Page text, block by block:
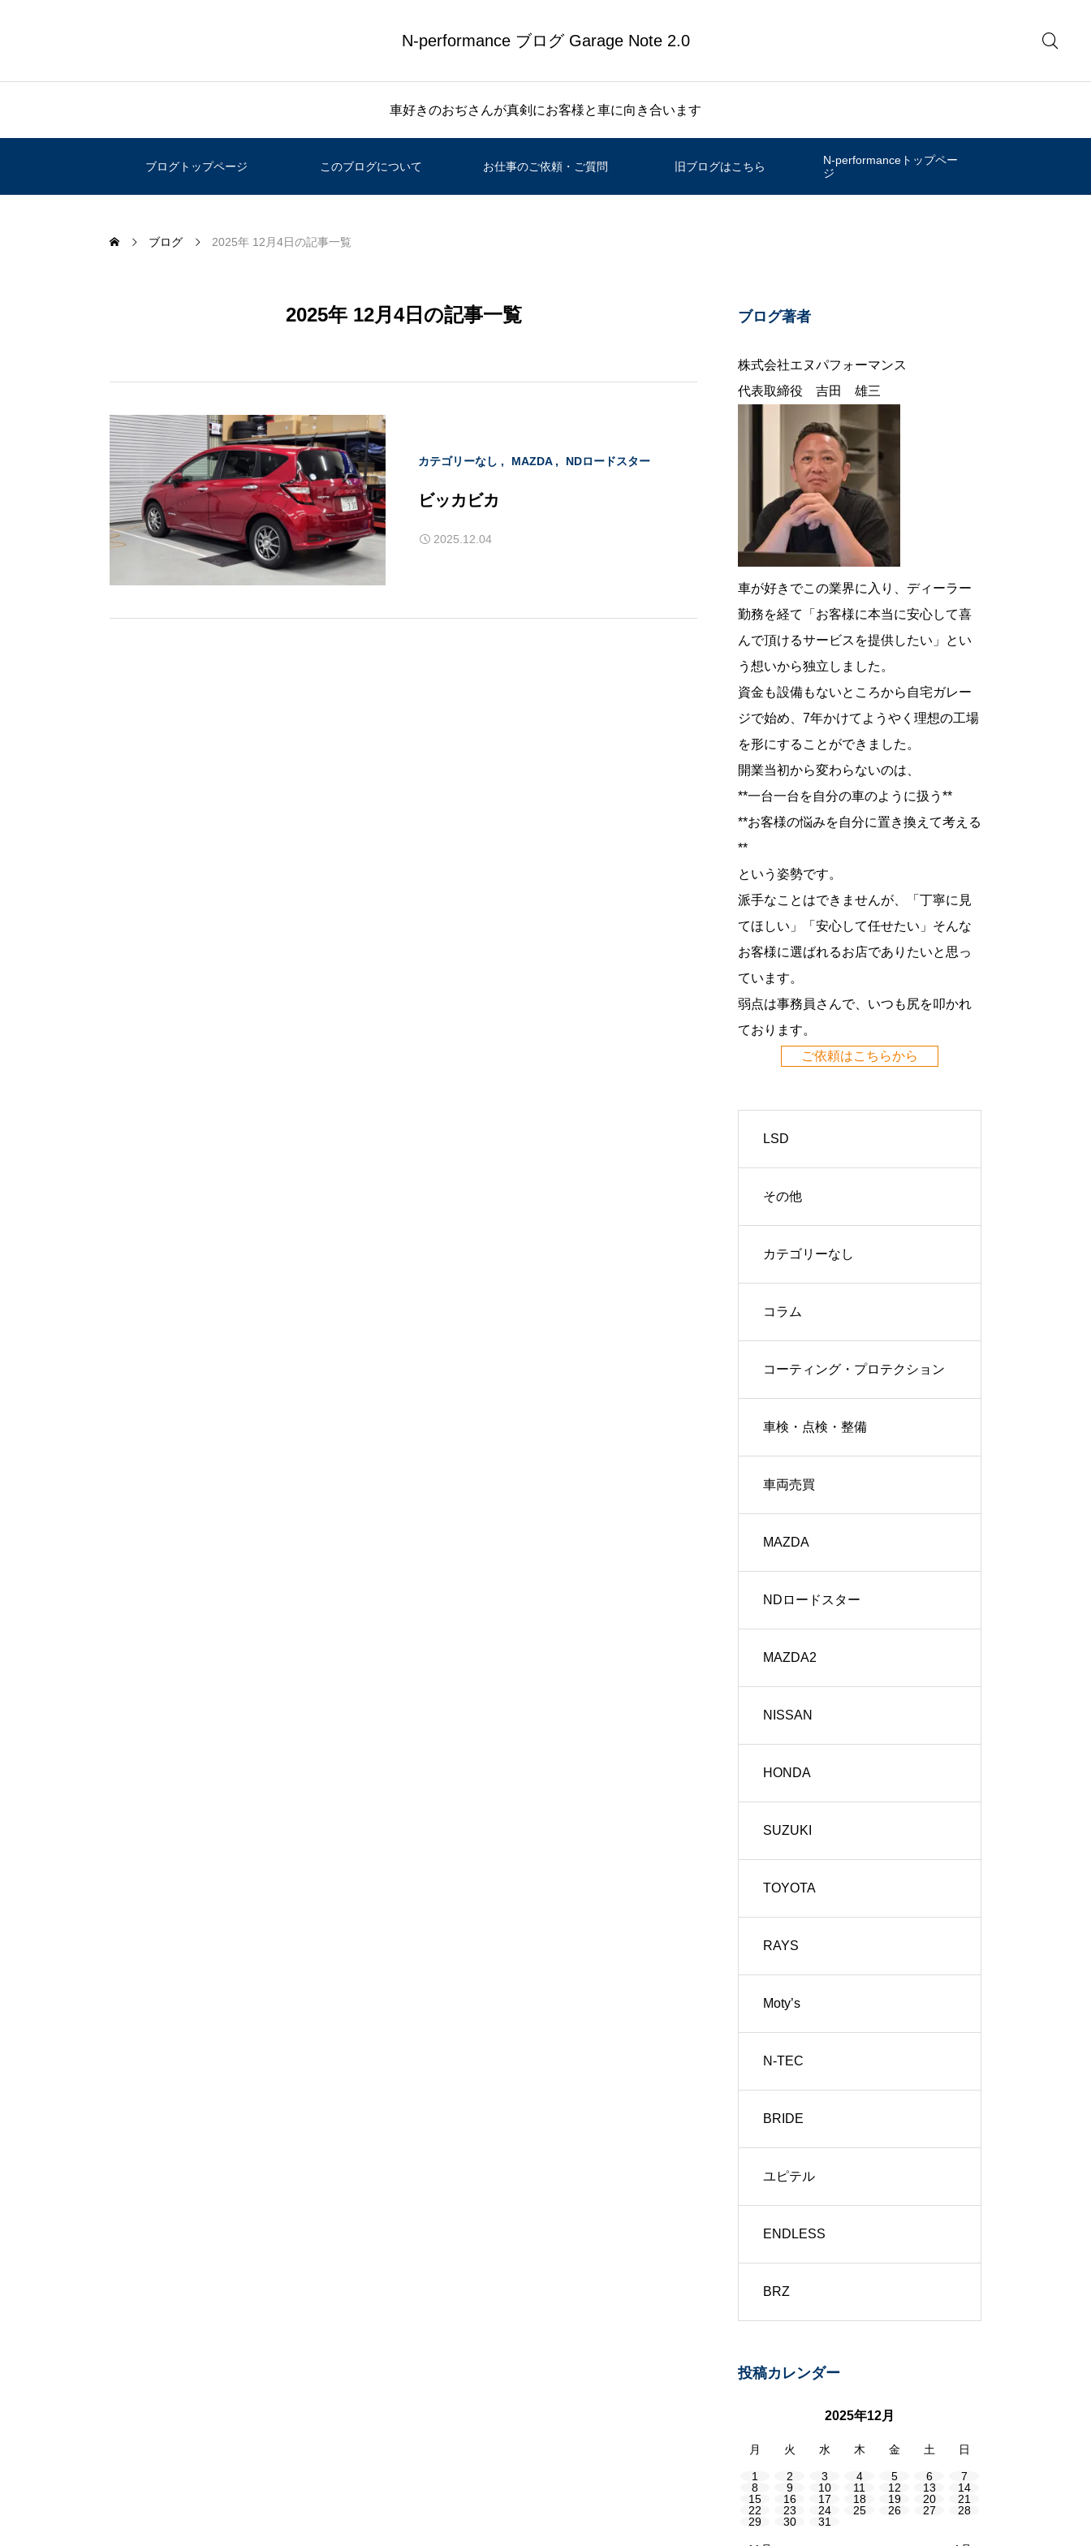
N-performance ブログ Garage Note 2.0
車好きのおぢさんが真剣にお客様と車に向き合います
ブログトップページ このブログについて お仕事のご依頼・ご質問 旧ブログはこちら
N-performanceトップペー
ジ
ブログ 2025年 12月4日の記事一覧
2025年 12月4日の記事一覧
カテゴリーなし MAZDA NDロードスター
ビッカビカ
2025.12.04
ブログ著者
株式会社エヌパフォーマンス
代表取締役 吉田 雄三
車が好きでこの業界に入り、ディーラー
勤務を経て「お客様に本当に安心して喜
んで頂けるサービスを提供したい」とい
う想いから独立しました。
資金も設備もないところから自宅ガレー
ジで始め、7年かけてようやく理想の工場
を形にすることができました。
開業当初から変わらないのは、
**一台一台を自分の車のように扱う**
**お客様の悩みを自分に置き換えて考える
**
という姿勢です。
派手なことはできませんが、「丁寧に見
てほしい」「安心して任せたい」そんな
お客様に選ばれるお店でありたいと思っ
ています。
弱点は事務員さんで、いつも尻を叩かれ
ております。
ご依頼はこちらから
LSD
その他
カテゴリーなし
コラム
コーティング・プロテクション
車検・点検・整備
車両売買
MAZDA
NDロードスター
MAZDA2
NISSAN
HONDA
SUZUKI
TOYOTA
RAYS
Moty’s
N-TEC
BRIDE
ユピテル
ENDLESS
BRZ
投稿カレンダー
2025年12月
月 火 水 木 金 土 日
1 2 3 4 5 6
7
8
9 10 11 12 13
14
15
16 17 18 19 20
21
22
23 24 25 26 27
28
29
30 31